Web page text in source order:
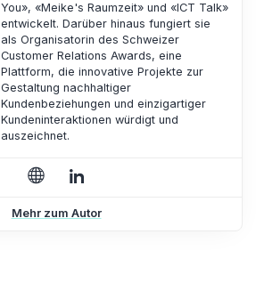
You», «Meike's Raumzeit» und «ICT Talk»
entwickelt. Darüber hinaus fungiert sie
als Organisatorin des Schweizer
Customer Relations Awards, eine
Plattform, die innovative Projekte zur
Gestaltung nachhaltiger
Kundenbeziehungen und einzigartiger
Kundeninteraktionen würdigt und
auszeichnet.
Mehr zum Autor